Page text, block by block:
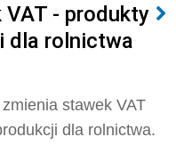
- produkty
dla rolnictwa
stawek VAT
dla rolnictwa.